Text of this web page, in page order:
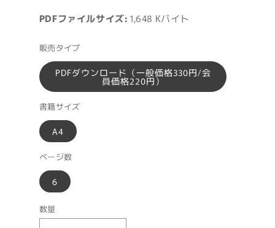
PDFファイルサイズ: 1,648 Kバイト
販売タイプ
PDFダウンロード（一般価格330円/会
員価格220円）
書籍サイズ
A4
ページ数
6
数量